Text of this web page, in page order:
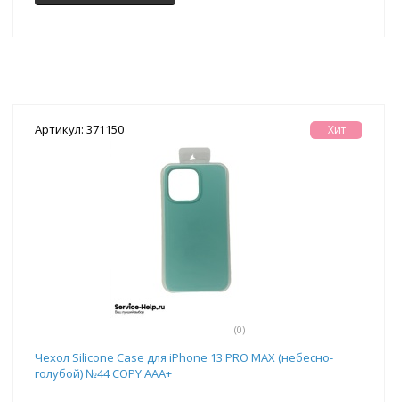
Артикул: 371150
(0)
Хит
Чехол Silicone Case для iPhone 13 PRO MAX (небесно-
голубой) №44 COPY AAA+